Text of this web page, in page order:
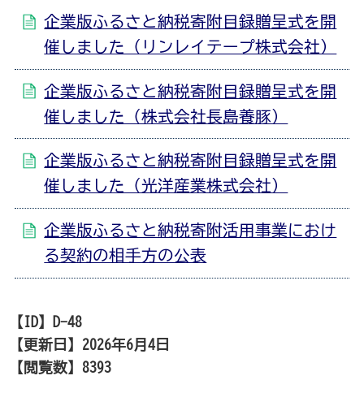
企業版ふるさと納税寄附目録贈呈式を開
催しました（リンレイテープ株式会社）
企業版ふるさと納税寄附目録贈呈式を開
催しました（株式会社長島養豚）
企業版ふるさと納税寄附目録贈呈式を開
催しました（光洋産業株式会社）
企業版ふるさと納税寄附活用事業におけ
る契約の相手方の公表
【ID】
D-48
【更新日】 2026年6月4日
【閲覧数】 8393